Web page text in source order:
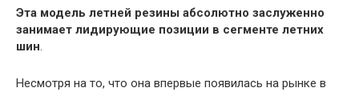
Эта модель летней резины абсолютно заслуженно
занимает лидирующие позиции в сегменте летних
шин.
Несмотря на то, что она впервые появилась на рынке в